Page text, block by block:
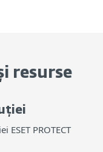
resurse
PROTECT